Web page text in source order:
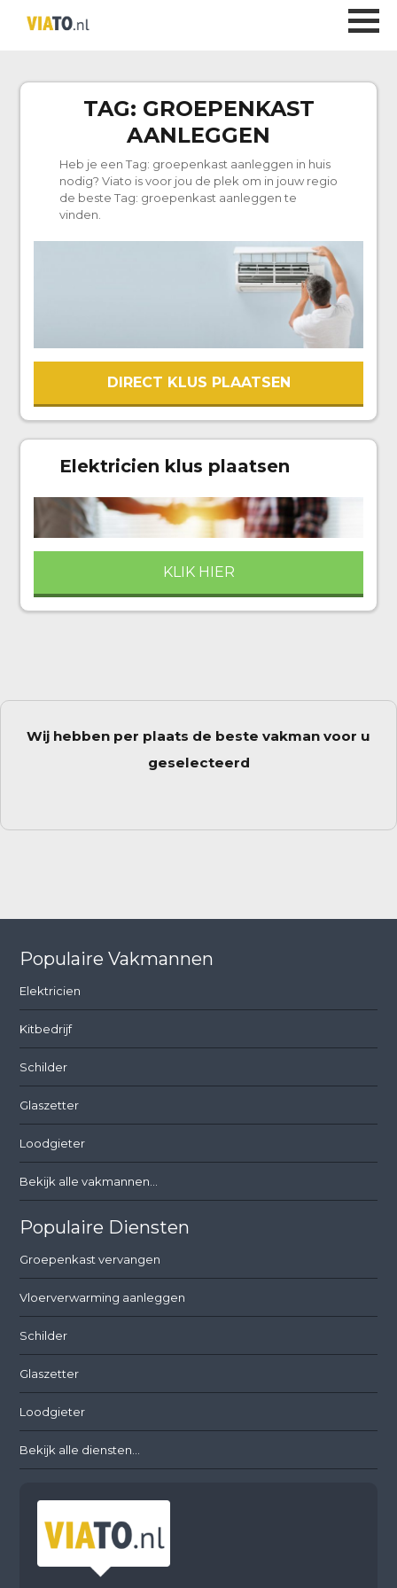
TAG: GROEPENKAST
AANLEGGEN
Heb je een Tag: groepenkast aanleggen in huis
nodig? Viato is voor jou de plek om in jouw regio
de beste Tag: groepenkast aanleggen te
vinden.
DIRECT KLUS PLAATSEN
Elektricien klus plaatsen
KLIK HIER
Wij hebben per plaats de beste vakman voor u
geselecteerd
Populaire Vakmannen
Elektricien
Kitbedrijf
Schilder
Glaszetter
Loodgieter
Bekijk alle vakmannen...
Populaire Diensten
Groepenkast vervangen
Vloerverwarming aanleggen
Schilder
Glaszetter
Loodgieter
Bekijk alle diensten...